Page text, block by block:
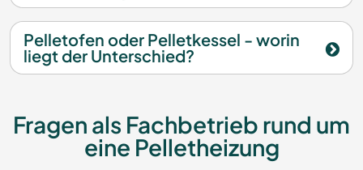
Pelletofen oder Pelletkessel - worin
liegt der Unterschied?
Fragen als Fachbetrieb rund um
eine Pelletheizung